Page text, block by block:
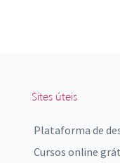
Sites úteis
Plataforma de
Cursos online